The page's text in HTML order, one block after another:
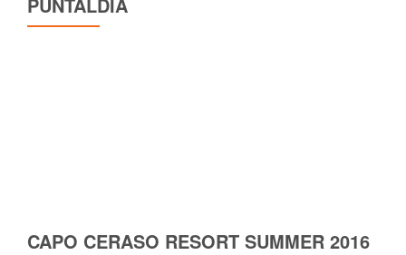
CAPO CERASO RESORT SUMMER 2016